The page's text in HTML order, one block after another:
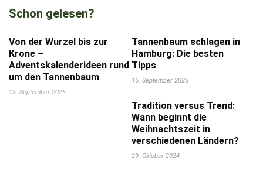
Schon gelesen?
Von der Wurzel bis zur
Krone –
Adventskalenderideen rund
um den Tannenbaum
15. September 2025
Tannenbaum schlagen in
Hamburg: Die besten
Tipps
15. September 2025
Tradition versus Trend:
Wann beginnt die
Weihnachtszeit in
verschiedenen Ländern?
29. Oktober 2024